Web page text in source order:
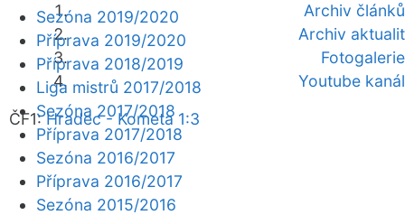
Archiv článků
Archiv aktualit
Fotogalerie
Youtube kanál
ČF1:Hradec - Kometa 1:3
Sezóna 2019/2020
Příprava 2019/2020
Příprava 2018/2019
Liga mistrů 2017/2018
Sezóna 2017/2018
Příprava 2017/2018
Sezóna 2016/2017
Příprava 2016/2017
Sezóna 2015/2016